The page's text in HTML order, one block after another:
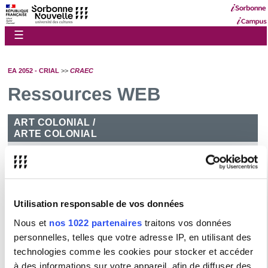
Utilisation responsable de vos données
Nous et nos 1022 partenaires traitons vos données
personnelles, telles que votre adresse IP, en utilisant des
technologies comme les cookies pour stocker et accéder
à des informations sur votre appareil, afin de diffuser des
☰
EA 2052 - CRIAL >> CRAEC
Ressources WEB
ART COLONIAL /
ARTE COLONIAL
SOURCES HISTORIQUES / FUENTES HISTORICAS
RESSOURCES LINGUISTIQUES / RECURSOS
LINGÜÍSTICOS